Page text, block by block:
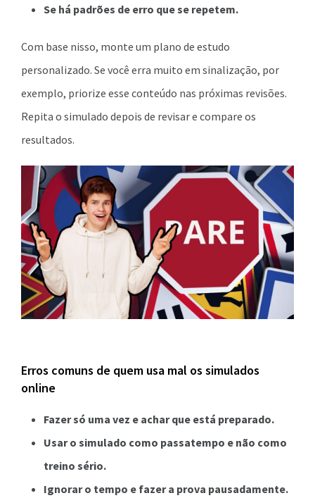
Se há padrões de erro que se repetem.
Com base nisso, monte um plano de estudo
personalizado. Se você erra muito em sinalização, por
exemplo, priorize esse conteúdo nas próximas revisões.
Repita o simulado depois de revisar e compare os
resultados.
Erros comuns de quem usa mal os simulados
online
Fazer só uma vez e achar que está preparado.
Usar o simulado como passatempo e não como
treino sério.
Ignorar o tempo e fazer a prova pausadamente.